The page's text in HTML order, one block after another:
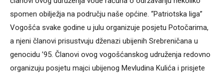
spomen obilježja na području naše općine. “Patriotska liga”
Vogošća svake godine u julu organizuje posjetu Potočarima,
a njeni članovi prisustvuju dženazi ubijenih Srebreničana u
genocidu ’95. Članovi ovog vogošćanskog udruženja redovno
organizuju posjetu majci ubijenog Mevludina Kulića i prisjete